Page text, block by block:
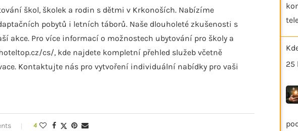
škol, školek a rodin s dětmi v Krkonoších. Nabízíme
pobytů i letních táborů. Naše dlouholeté zkušenosti s
akce. Pro více informací o možnostech ubytování pro školy a
cs/, kde najdete kompletní přehled služeb včetně
Kontaktujte nás pro vytvoření individuální nabídky pro vaši
4
25